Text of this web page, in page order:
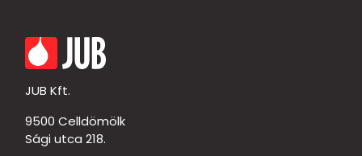
JUB Kft.
9500 Celldömölk
Sági utca 218.